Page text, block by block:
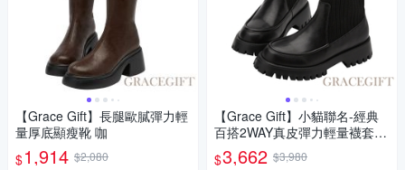
【Grace Gift】長腿歐膩彈力輕
量厚底顯瘦靴 咖
$1,914 $2,080
【Grace Gift】小貓聯名-經典
百搭2WAY真皮彈力輕量襪套短
靴 黑
$3,662 $3,980